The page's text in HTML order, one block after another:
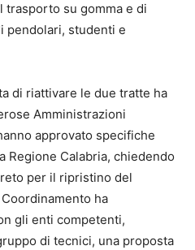
trasporto su gomma e di
pendolari, studenti e
di riattivare le due tratte ha
Amministrazioni
approvato specifiche
Regione Calabria, chiedendo
per il ripristino del
ha
gli enti competenti,
di tecnici, una proposta